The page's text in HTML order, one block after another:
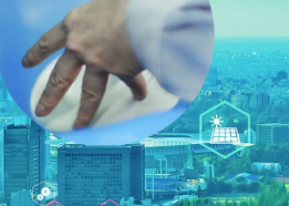
業界を知る
素材を知る
ミナー情報
脱炭素 物流2024年問題
持フィルム ライスレジン